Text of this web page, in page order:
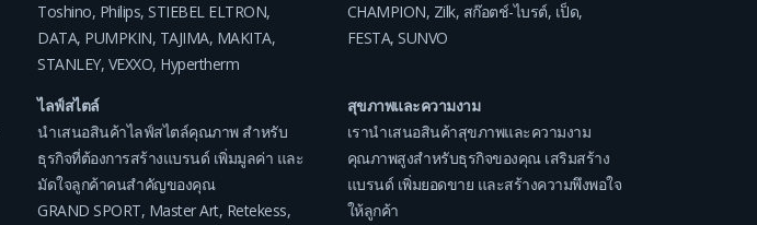
Toshino, Philips, STIEBEL ELTRON,
DATA, PUMPKIN, TAJIMA, MAKITA,
STANLEY, VEXXO, Hypertherm
CHAMPION, Zilk, สก๊อตช์-ไบรต์, เป็ด,
FESTA, SUNVO
ไลฟ์สไตล์
นำเสนอสินค้าไลฟ์สไตล์คุณภาพ สำหรับ
ธุรกิจที่ต้องการสร้างแบรนด์ เพิ่มมูลค่า และ
มัดใจลูกค้าคนสำคัญของคุณ
GRAND SPORT, Master Art, Retekess,
สุขภาพและความงาม
เรานำเสนอสินค้าสุขภาพและความงาม
คุณภาพสูงสำหรับธุรกิจของคุณ เสริมสร้าง
แบรนด์ เพิ่มยอดขาย และสร้างความพึงพอใจ
ให้ลูกค้า